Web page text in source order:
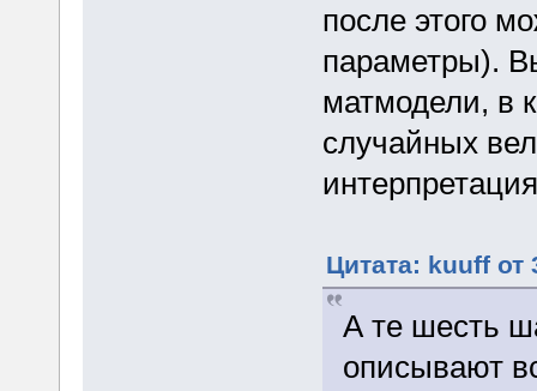
после этого
параметры).
матмодели, в
случайных
Цитата: kuuff от
А те шесть
описывают